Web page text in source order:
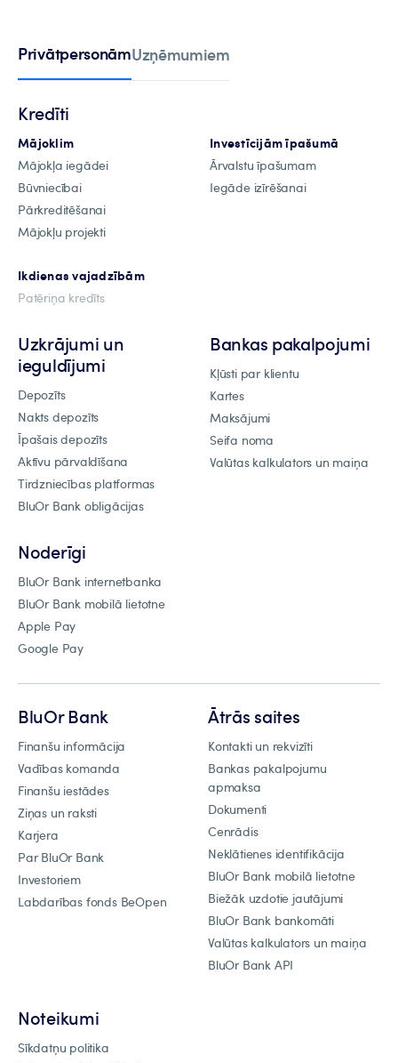
PrivātpersonāmUzņēmumiem
Kredīti
Mājoklim
Mājokļa iegādei
Būvniecībai
Pārkreditēšanai
Mājokļu projekti
Investīcijām īpašumā
Ārvalstu īpašumam
Iegāde izīrēšanai
Ikdienas vajadzībām
Patēriņa kredīts
Uzkrājumi un
ieguldījumi
Depozīts
Nakts depozīts
Īpašais depozīts
Aktīvu pārvaldīšana
Tirdzniecības platformas
BluOr Bank obligācijas
Bankas pakalpojumi
Kļūsti par klientu
Kartes
Maksājumi
Seifa noma
Valūtas kalkulators un maiņa
Noderīgi
BluOr Bank internetbanka
BluOr Bank mobilā lietotne
Apple Pay
Google Pay
BluOr Bank
Finanšu informācija
Vadības komanda
Finanšu iestādes
Ziņas un raksti
Karjera
Par BluOr Bank
Investoriem
Labdarības fonds BeOpen
Ātrās saites
Kontakti un rekvizīti
Bankas pakalpojumu
apmaksa
Dokumenti
Cenrādis
Neklātienes identifikācija
BluOr Bank mobilā lietotne
Biežāk uzdotie jautājumi
BluOr Bank bankomāti
Valūtas kalkulators un maiņa
BluOr Bank API
Noteikumi
Sīkdatņu politika